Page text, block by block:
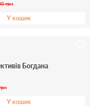
грн
У кошик
Богдана
У кошик